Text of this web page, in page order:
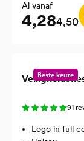
Al vanaf
4,284,50
Beste keuze
91
Logo in full